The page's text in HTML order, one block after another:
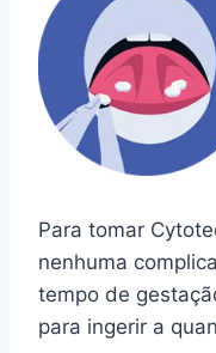
Para tomar
nenhuma
tempo de
para ingerir a